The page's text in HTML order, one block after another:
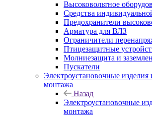
Высоковольтное
Средства
Предохранители
Арматура для ВЛЗ
Ограничители
Птицезащитные
Молниезащита и
Пускатели
Электроустановочные изделия
монтажа
Назад
Электроустановочные
монтажа